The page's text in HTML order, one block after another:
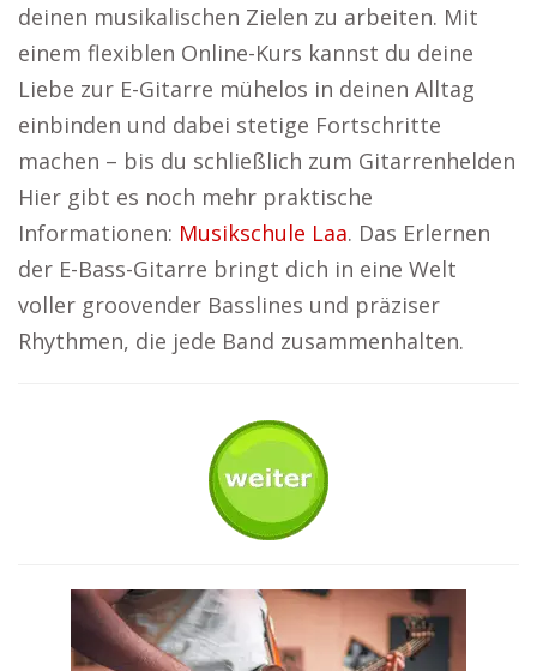
deinen musikalischen Zielen zu arbeiten. Mit
einem flexiblen Online-Kurs kannst du deine
Liebe zur E-Gitarre mühelos in deinen Alltag
einbinden und dabei stetige Fortschritte
machen – bis du schließlich zum Gitarrenhelden
Hier gibt es noch mehr praktische
Informationen: Musikschule Laa. Das Erlernen
der E-Bass-Gitarre bringt dich in eine Welt
voller groovender Basslines und präziser
Rhythmen, die jede Band zusammenhalten.